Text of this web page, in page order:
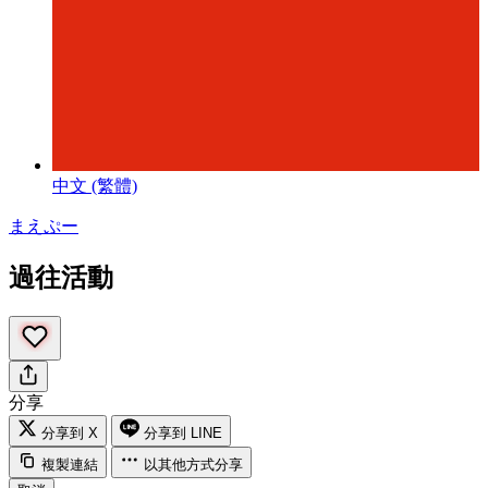
中文 (繁體)
まえぷー
過往活動
分享
分享到 X
分享到 LINE
複製連結
以其他方式分享